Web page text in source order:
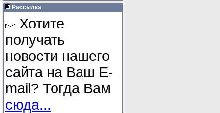
Рассылка
Хотите
получать
новости нашего
сайта на Ваш E-
mail? Тогда Вам
сюда...